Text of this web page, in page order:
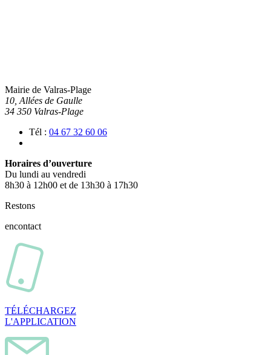
Mairie de Valras-Plage
10, Allées de Gaulle
34 350 Valras-Plage
Tél : 04 67 32 60 06
Horaires d’ouverture
Du lundi au vendredi
8h30 à 12h00 et de 13h30 à 17h30
Restons
encontact
TÉLÉCHARGEZ
L'APPLICATION